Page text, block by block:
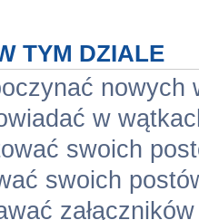
TYM DZIALE
nowych
w
swoich
swoich
załączników